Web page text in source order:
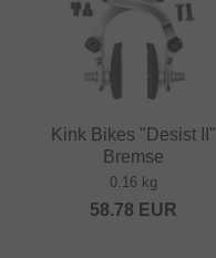
Kink Bikes "Desist II"
Bremse
0.16 kg
58.78 EUR